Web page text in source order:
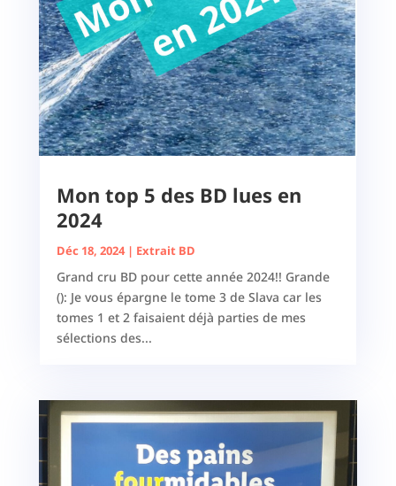
Mon top 5 des BD lues en
2024
Déc 18, 2024| Extrait BD
Grand cru BD pour cette année 2024!! Grande
(): Je vous épargne le tome 3 de Slava car les
tomes 1 et 2 faisaient déjà parties de mes
sélections des...